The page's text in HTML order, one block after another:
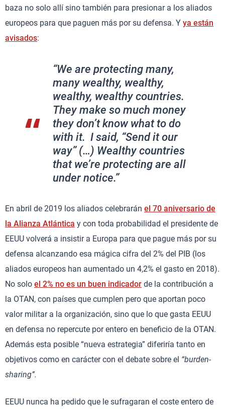
baza no solo allí sino también para presionar a los aliados
europeos para que paguen más por su defensa. Y ya están
avisados:
“We are protecting many,
many wealthy, wealthy,
wealthy, wealthy countries.
They make so much money
they don’t know what to do
with it. I said, “Send it our
way” (…) Wealthy countries
that we’re protecting are all
under notice.”
En abril de 2019 los aliados celebrarán el 70 aniversario de
la Alianza Atlántica y con toda probabilidad el presidente de
EEUU volverá a insistir a Europa para que pague más por su
defensa alcanzando esa mágica cifra del 2% del PIB (los
aliados europeos han aumentado un 4,2% el gasto en 2018).
No solo el 2% no es un buen indicador de la contribución a
la OTAN, con países que cumplen pero que aportan poco
valor militar a la organización, sino que lo que gasta EEUU
en defensa no repercute por entero en beneficio de la OTAN.
Además esta posible “nueva estrategia” diferiría tanto en
objetivos como en carácter con el debate sobre el “burden-
sharing”.
EEUU nunca ha pedido que le sufragaran el coste entero de